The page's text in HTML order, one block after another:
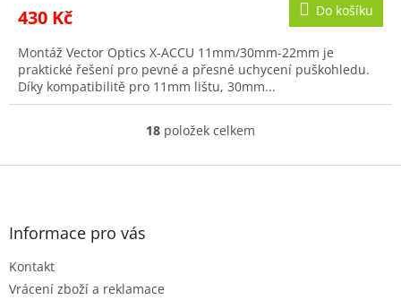
je
z
5
hvězdiček.
430 Kč Do košíku
Montáž Vector Optics X-ACCU 11mm/30mm-22mm je
praktické řešení pro pevné a přesné uchycení puškohledu.
Díky kompatibilitě pro 11mm lištu, 30mm...
O
l
18 položek celkem
Z
Informace pro vás
Kontakt
Vrácení zboží a reklamace